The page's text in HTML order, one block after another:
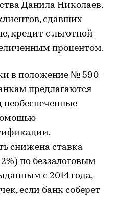
Данила Николаев.
сдавших
кредит с льготной
процентом.
в положение № 590-
предлагаются
необеспеченные
снижена ставка
по беззалоговым
с 2014 года,
если банк соберет